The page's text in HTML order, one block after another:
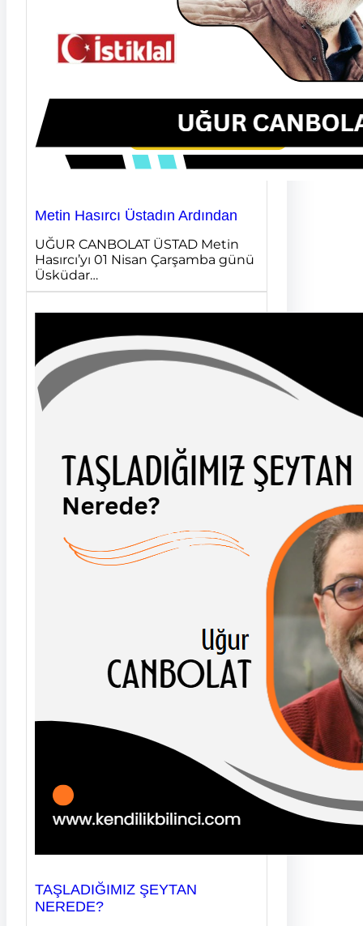
Metin Hasırcı Üstadın Ardından
UĞUR CANBOLAT ÜSTAD Metin
Hasırcı’yı 01 Nisan Çarşamba günü
Üsküdar…
TAŞLADIĞIMIZ ŞEYTAN
NEREDE?